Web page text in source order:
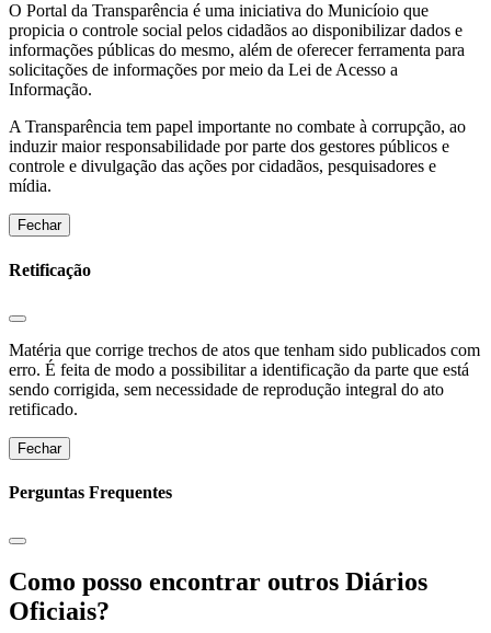
O Portal da Transparência é uma iniciativa do Municíoio que
propicia o controle social pelos cidadãos ao disponibilizar dados e
informações públicas do mesmo, além de oferecer ferramenta para
solicitações de informações por meio da Lei de Acesso a
Informação.
A Transparência tem papel importante no combate à corrupção, ao
induzir maior responsabilidade por parte dos gestores públicos e
controle e divulgação das ações por cidadãos, pesquisadores e
mídia.
Fechar
Retificação
Matéria que corrige trechos de atos que tenham sido publicados com
erro. É feita de modo a possibilitar a identificação da parte que está
sendo corrigida, sem necessidade de reprodução integral do ato
retificado.
Fechar
Perguntas Frequentes
Como posso encontrar outros Diários
Oficiais?